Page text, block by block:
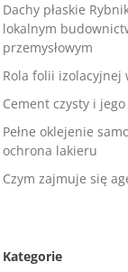
Dachy płaskie
lokalnym
przemysłowym
Rola folii izolacyjnej
Cement czysty i
Pełne oklejenie
ochrona lakieru
Czym zajmuje się
Kategorie